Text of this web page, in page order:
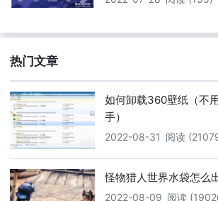
热门文章
如何卸载360壁纸（不
手）
2022-08-31 阅读
怪物猎人世界水袋怎么
2022-08-09 阅读